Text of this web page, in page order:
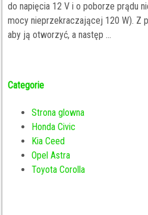
do napięcia 12 V i o poborze prądu
mocy nieprzekraczającej 120 W). Z
aby ją otworzyć, a następ ...
Categorie
Strona glowna
Honda Civic
Kia Ceed
Opel Astra
Toyota Corolla